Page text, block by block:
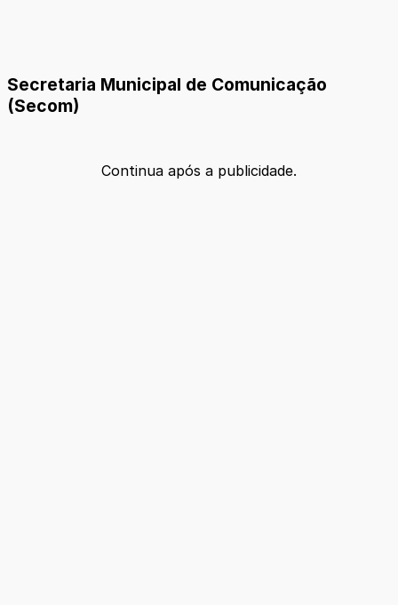
Secretaria Municipal de Comunicação
(Secom)
Continua após a publicidade.